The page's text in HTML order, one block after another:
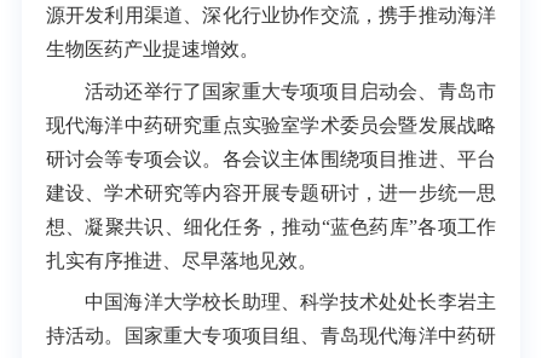
源开发利用渠道、深化行业协作交流，携手推动海洋
生物医药产业提速增效。
活动还举行了国家重大专项项目启动会、青岛市
现代海洋中药研究重点实验室学术委员会暨发展战略
研讨会等专项会议。各会议主体围绕项目推进、平台
建设、学术研究等内容开展专题研讨，进一步统一思
想、凝聚共识、细化任务，推动“蓝色药库”各项工作
扎实有序推进、尽早落地见效。
中国海洋大学校长助理、科学技术处处长李岩主
持活动。国家重大专项项目组、青岛现代海洋中药研